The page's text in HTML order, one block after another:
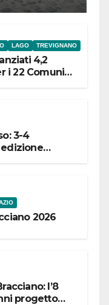
LAGO TREVIGNANO
4,2
i 22 Comuni
3-4
2026
l’8
progetto